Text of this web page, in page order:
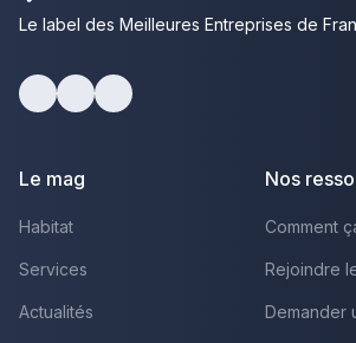
Le label des Meilleures Entreprises de
Le mag
Habitat
Services
Actualités
Nos
Comment
Rejoindre
Demander